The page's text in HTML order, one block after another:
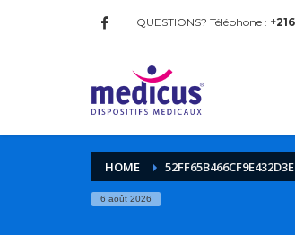
QUESTIONS? Téléphone :
HOME
6 août 2026